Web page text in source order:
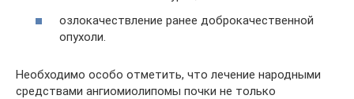
озлокачествление ранее доброкачественной
опухоли.
Необходимо особо отметить, что лечение народными
средствами ангиомиолипомы почки не только